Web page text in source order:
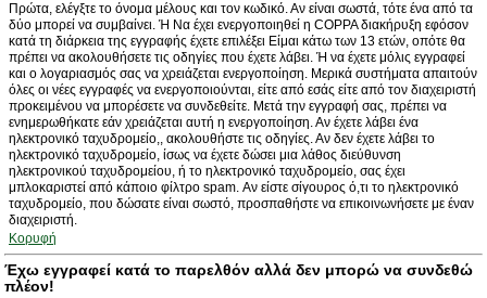
Πρώτα, ελέγξτε το όνομα μέλους και τον κωδικό. Αν είναι σωστά, τότε ένα από τα
δύο μπορεί να συμβαίνει. Ή Να έχει ενεργοποιηθεί η COPPA διακήρυξη εφόσον
κατά τη διάρκεια της εγγραφής έχετε επιλέξει Είμαι κάτω των 13 ετών, οπότε θα
πρέπει να ακολουθήσετε τις οδηγίες που έχετε λάβει. Ή να έχετε μόλις εγγραφεί
και ο λογαριασμός σας να χρειάζεται ενεργοποίηση. Μερικά συστήματα απαιτούν
όλες οι νέες εγγραφές να ενεργοποιούνται, είτε από εσάς είτε από τον διαχειριστή
προκειμένου να μπορέσετε να συνδεθείτε. Μετά την εγγραφή σας, πρέπει να
ενημερωθήκατε εάν χρειάζεται αυτή η ενεργοποίηση. Αν έχετε λάβει ένα
ηλεκτρονικό ταχυδρομείο,, ακολουθήστε τις οδηγίες. Αν δεν έχετε λάβει το
ηλεκτρονικό ταχυδρομείο, ίσως να έχετε δώσει μια λάθος διεύθυνση
ηλεκτρονικού ταχυδρομείου, ή το ηλεκτρονικό ταχυδρομείο, σας έχει
μπλοκαριστεί από κάποιο φίλτρο spam. Αν είστε σίγουρος ό,τι το ηλεκτρονικό
ταχυδρομείο, που δώσατε είναι σωστό, προσπαθήστε να επικοινωνήσετε με έναν
διαχειριστή.
Κορυφή
Έχω εγγραφεί κατά το παρελθόν αλλά δεν μπορώ να συνδεθώ
πλέον!